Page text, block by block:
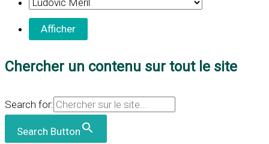
Chercher un contenu sur tout le site
Search for:
Search Button